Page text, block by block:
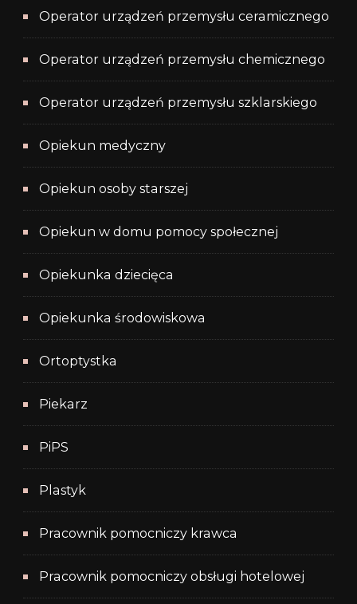
Operator urządzeń przemysłu ceramicznego
Operator urządzeń przemysłu chemicznego
Operator urządzeń przemysłu szklarskiego
Opiekun medyczny
Opiekun osoby starszej
Opiekun w domu pomocy społecznej
Opiekunka dziecięca
Opiekunka środowiskowa
Ortoptystka
Piekarz
PiPS
Plastyk
Pracownik pomocniczy krawca
Pracownik pomocniczy obsługi hotelowej